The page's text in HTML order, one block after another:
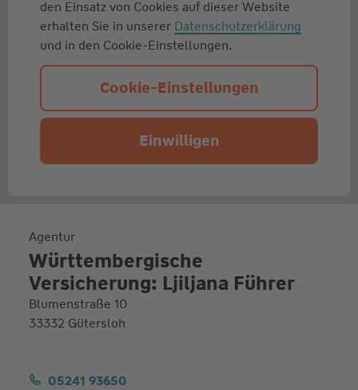
den Einsatz von Cookies auf dieser Website
erhalten Sie in unserer Datenschutzerklärung
und in den Cookie-Einstellungen.
Cookie-Einstellungen
Einwilligen
Agentur
Württembergische
Versicherung: Ljiljana Führer
Blumenstraße 10
33332 Gütersloh
05241 93650